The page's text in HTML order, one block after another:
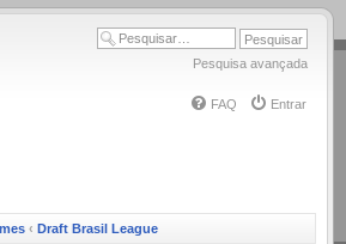
Pesquisa avançada
FAQ Entrar
‹ Draft Brasil League